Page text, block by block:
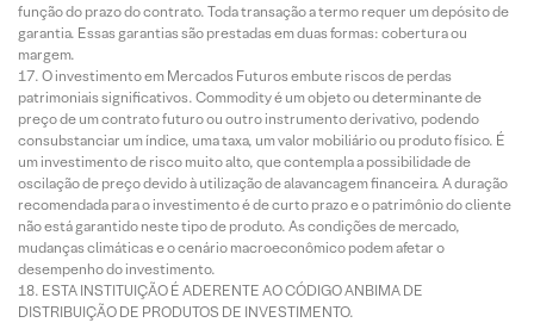
função do prazo do contrato. Toda transação a termo requer um depósito de
garantia. Essas garantias são prestadas em duas formas: cobertura ou
margem.
O investimento em Mercados Futuros embute riscos de perdas
patrimoniais significativos. Commodity é um objeto ou determinante de
preço de um contrato futuro ou outro instrumento derivativo, podendo
consubstanciar um índice, uma taxa, um valor mobiliário ou produto físico. É
um investimento de risco muito alto, que contempla a possibilidade de
oscilação de preço devido à utilização de alavancagem financeira. A duração
recomendada para o investimento é de curto prazo e o patrimônio do cliente
não está garantido neste tipo de produto. As condições de mercado,
mudanças climáticas e o cenário macroeconômico podem afetar o
desempenho do investimento.
ESTA INSTITUIÇÃO É ADERENTE AO CÓDIGO ANBIMA DE
DISTRIBUIÇÃO DE PRODUTOS DE INVESTIMENTO.